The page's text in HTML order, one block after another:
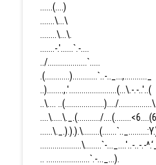
......(....)
.......\...\
........\...\.
.......-.'......`.-....
../...................`.....
.(............)............`..-.._...,..........._
..)........,.'.......................(...\.-.-..'..(
..\.... ..(...................)..../................\.
....\.....\._.(.........../....(........<6....(6
....................\........`-..._....'..-..-.-
.. .....................`.-..._...).